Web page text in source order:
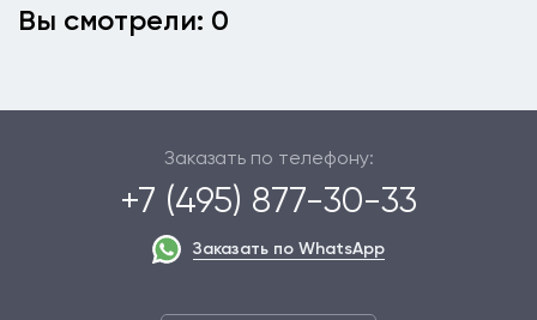
Вы смотрели: 0
Заказать по телефону:
+7 (495) 877-30-33
Заказать по WhatsApp